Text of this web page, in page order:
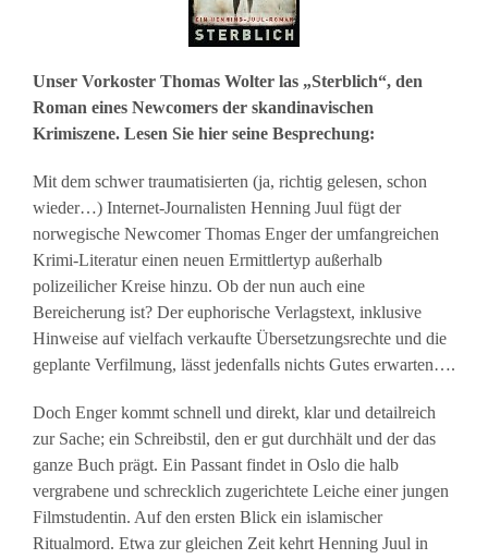
Unser Vorkoster Thomas Wolter las „Sterblich“, den
Roman eines Newcomers der skandinavischen
Krimiszene. Lesen Sie hier seine Besprechung:
Mit dem schwer traumatisierten (ja, richtig gelesen, schon
wieder…) Internet-Journalisten Henning Juul fügt der
norwegische Newcomer Thomas Enger der umfangreichen
Krimi-Literatur einen neuen Ermittlertyp außerhalb
polizeilicher Kreise hinzu. Ob der nun auch eine
Bereicherung ist? Der euphorische Verlagstext, inklusive
Hinweise auf vielfach verkaufte Übersetzungsrechte und die
geplante Verfilmung, lässt jedenfalls nichts Gutes erwarten….
Doch Enger kommt schnell und direkt, klar und detailreich
zur Sache; ein Schreibstil, den er gut durchhält und der das
ganze Buch prägt. Ein Passant findet in Oslo die halb
vergrabene und schrecklich zugerichtete Leiche einer jungen
Filmstudentin. Auf den ersten Blick ein islamischer
Ritualmord. Etwa zur gleichen Zeit kehrt Henning Juul in